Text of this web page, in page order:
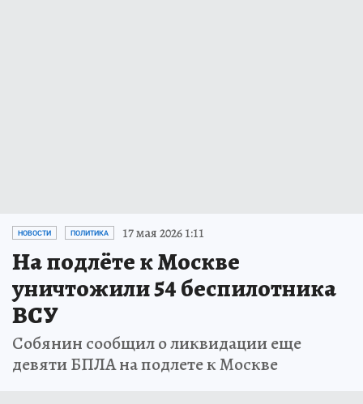
НОВОСТИ ПОЛИТИКА 17 мая 2026 1:11
На подлёте к Москве
уничтожили 54 беспилотника
ВСУ
Собянин сообщил о ликвидации еще
девяти БПЛА на подлете к Москве